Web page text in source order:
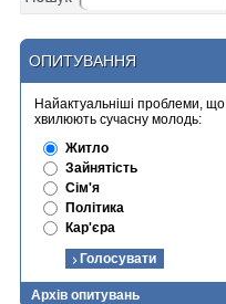
ОПИТУВАННЯ
ОПИТУВАННЯ
Найактуальніші проблеми, що
хвилюють сучасну молодь:
Житло
Зайнятість
Сім'я
Політика
Кар'єра
Архів опитувань